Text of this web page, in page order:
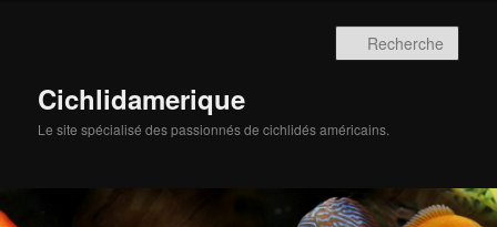
Cichlidamerique
Le site spécialisé des passionnés de cichlidés américains.